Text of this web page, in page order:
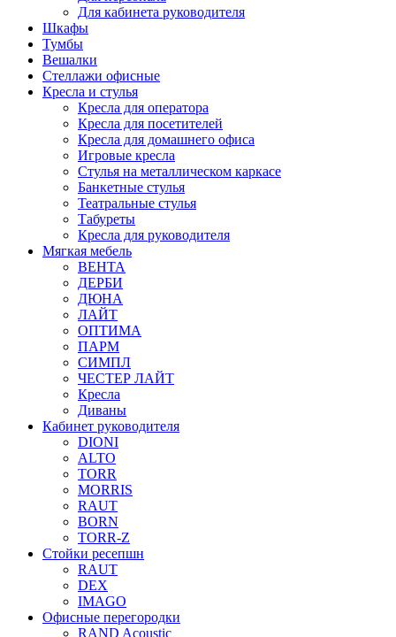
Для кабинета руководителя
Шкафы
Тумбы
Вешалки
Стеллажи офисные
Кресла и стулья
Кресла для оператора
Кресла для посетителей
Кресла для домашнего офиса
Игровые кресла
Стулья на металлическом каркасе
Банкетные стулья
Театральные стулья
Табуреты
Кресла для руководителя
Мягкая мебель
ВЕНТА
ДЕРБИ
ДЮНА
ЛАЙТ
ОПТИМА
ПАРМ
СИМПЛ
ЧЕСТЕР ЛАЙТ
Кресла
Диваны
Кабинет руководителя
DIONI
ALTO
TORR
MORRIS
RAUT
BORN
TORR-Z
Стойки ресепшн
RAUT
DEX
IMAGO
Офисные перегородки
RAND Acoustic